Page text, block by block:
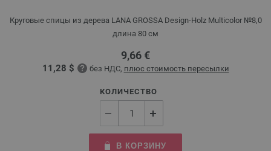
Круговые спицы из дерева LANA GROSSA Design-Holz Multicolor №8,0
длина 80 см
9,66 €
11,28 $ без НДС, плюс стоимость пересылки
КОЛИЧЕСТВО
В КОРЗИНУ